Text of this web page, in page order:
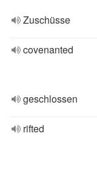
Zuschüsse
covenanted
geschlossen
rifted